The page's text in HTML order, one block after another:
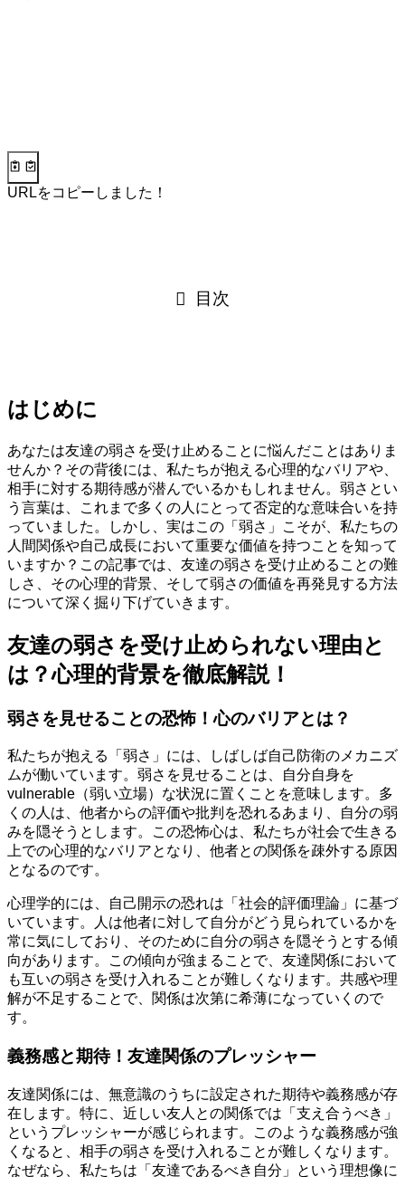
URLをコピーしました！
目次
はじめに
あなたは友達の弱さを受け止めることに悩んだことはありま
せんか？その背後には、私たちが抱える心理的なバリアや、
相手に対する期待感が潜んでいるかもしれません。弱さとい
う言葉は、これまで多くの人にとって否定的な意味合いを持
っていました。しかし、実はこの「弱さ」こそが、私たちの
人間関係や自己成長において重要な価値を持つことを知って
いますか？この記事では、友達の弱さを受け止めることの難
しさ、その心理的背景、そして弱さの価値を再発見する方法
について深く掘り下げていきます。
友達の弱さを受け止められない理由と
は？心理的背景を徹底解説！
弱さを見せることの恐怖！心のバリアとは？
私たちが抱える「弱さ」には、しばしば自己防衛のメカニズ
ムが働いています。弱さを見せることは、自分自身を
vulnerable（弱い立場）な状況に置くことを意味します。多
くの人は、他者からの評価や批判を恐れるあまり、自分の弱
みを隠そうとします。この恐怖心は、私たちが社会で生きる
上での心理的なバリアとなり、他者との関係を疎外する原因
となるのです。
心理学的には、自己開示の恐れは「社会的評価理論」に基づ
いています。人は他者に対して自分がどう見られているかを
常に気にしており、そのために自分の弱さを隠そうとする傾
向があります。この傾向が強まることで、友達関係において
も互いの弱さを受け入れることが難しくなります。共感や理
解が不足することで、関係は次第に希薄になっていくので
す。
義務感と期待！友達関係のプレッシャー
友達関係には、無意識のうちに設定された期待や義務感が存
在します。特に、近しい友人との関係では「支え合うべき」
というプレッシャーが感じられます。このような義務感が強
くなると、相手の弱さを受け入れることが難しくなります。
なぜなら、私たちは「友達であるべき自分」という理想像に